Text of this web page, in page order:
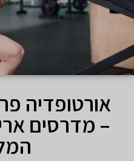
אורטופדיה
– מדרסים